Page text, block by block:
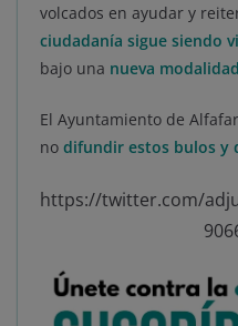
volcados en ayudar y
ciudadanía sigue siendo
bajo una nueva
El Ayuntamiento de
no difundir estos bulos y
https://twitter.com/